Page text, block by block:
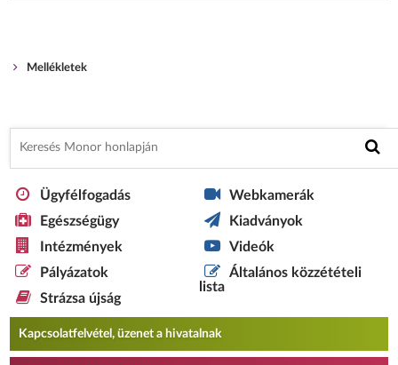
Mellékletek
Ügyfélfogadás
Egészségügy
Intézmények
Pályázatok
Strázsa újság
Webkamerák
Kiadványok
Videók
Általános közzétételi
lista
Kapcsolatfelvétel, üzenet a hivatalnak